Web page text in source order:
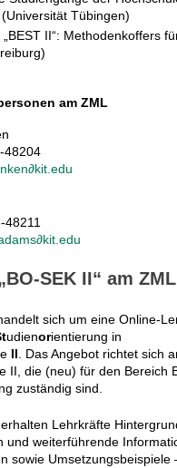
Tübingen)
II“: Methodenkoffers
am ZML
48204
48211
SEK II“ am
sich um eine Online-
udienorientierung in
II. Das Angebot richtet sich
II, die (neu) für den Bereich
zuständig sind.
Lehrkräfte
und weiterführende
sowie Umsetzungsbeispiele